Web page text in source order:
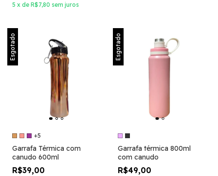
5 x de R$7,80 sem juros
Esgotado
+5
Garrafa Térmica com
canudo 600ml
R$39,00
Esgotado
Garrafa térmica 800ml
com canudo
R$49,00